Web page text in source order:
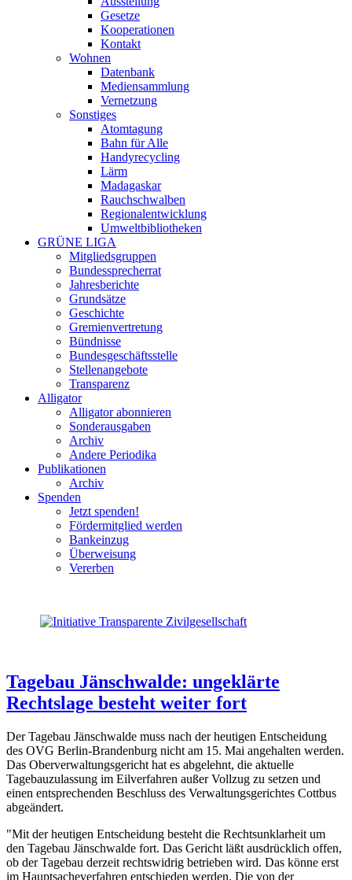
Gesetze
Kooperationen
Kontakt
Wohnen
Datenbank
Mediensammlung
Vernetzung
Sonstiges
Atomtagung
Bahn für Alle
Handyrecycling
Lärm
Madagaskar
Rauchschwalben
Regionalentwicklung
Umweltbibliotheken
GRÜNE LIGA
Mitgliedsgruppen
Bundessprecherrat
Jahresberichte
Grundsätze
Geschichte
Gremienvertretung
Bündnisse
Bundesgeschäftsstelle
Stellenangebote
Transparenz
Alligator
Alligator abonnieren
Sonderausgaben
Archiv
Andere Periodika
Publikationen
Archiv
Spenden
Jetzt spenden!
Fördermitglied werden
Bankeinzug
Überweisung
Vererben
Tagebau Jänschwalde: ungeklärte
Rechtslage besteht weiter fort
Der Tagebau Jänschwalde muss nach der heutigen Entscheidung
des OVG Berlin-Brandenburg nicht am 15. Mai angehalten werden.
Das Oberverwaltungsgericht hat es abgelehnt, die aktuelle
Tagebauzulassung im Eilverfahren außer Vollzug zu setzen und
einen entsprechenden Beschluss des Verwaltungsgerichtes Cottbus
abgeändert.
"Mit der heutigen Entscheidung besteht die Rechtsunklarheit um
den Tagebau Jänschwalde fort. Das Gericht läßt ausdrücklich offen,
ob der Tagebau derzeit rechtswidrig betrieben wird. Das könne erst
im Hauptsacheverfahren entschieden werden. Die von der